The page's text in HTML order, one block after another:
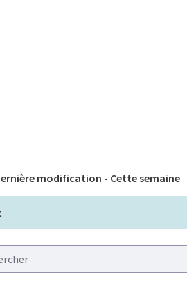
national
modification - Cette semaine